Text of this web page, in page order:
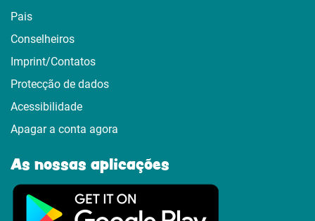
Pais
Conselheiros
Imprint/Contatos
Protecção de dados
Acessibilidade
Apagar a conta agora
As nossas aplicações